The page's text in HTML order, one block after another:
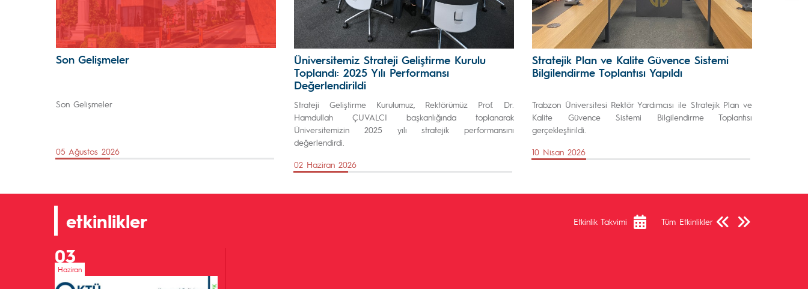
Son Gelişmeler
Son Gelişmeler
05 Ağustos 2026
Üniversitemiz Strateji Geliştirme Kurulu
Toplandı: 2025 Yılı Performansı
Değerlendirildi
Strateji Geliştirme Kurulumuz, Rektörümüz Prof. Dr.
Hamdullah ÇUVALCI başkanlığında toplanarak
Üniversitemizin 2025 yılı stratejik performansını
değerlendirdi.
02 Haziran 2026
Stratejik Plan ve Kalite Güvence Sistemi
Bilgilendirme Toplantısı Yapıldı
Trabzon Üniversitesi Rektör Yardımcısı ile Stratejik Plan ve
Kalite Güvence Sistemi Bilgilendirme Toplantısı
gerçekleştirildi.
10 Nisan 2026
etkinlikler Etkinlik Takvimi Tüm Etkinlikler
Önceki SayfaSonraki Sayfa
03
Haziran